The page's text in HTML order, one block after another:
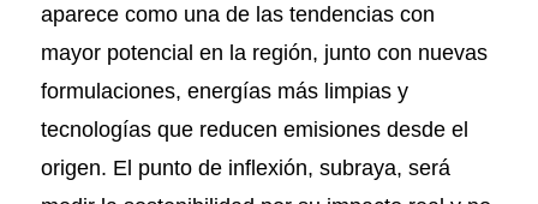
aparece como una de las tendencias con
mayor potencial en la región, junto con nuevas
formulaciones, energías más limpias y
tecnologías que reducen emisiones desde el
origen. El punto de inflexión, subraya, será